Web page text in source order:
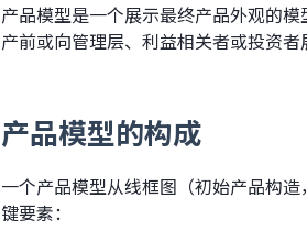
产品模型是一个展示最终产品外观的
产前或向管理层、利益相关者或投资者
产品模型的构成
一个产品模型从线框图（初始产品构
键要素：